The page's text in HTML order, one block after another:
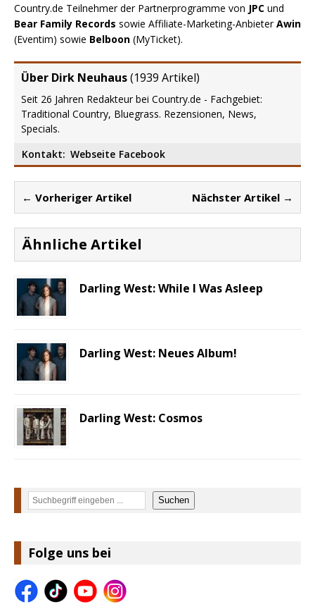
Country.de Teilnehmer der Partnerprogramme von JPC und
Bear Family Records sowie Affiliate-Marketing-AnbieterAwin
(Eventim) sowie Belboon (MyTicket).
Über Dirk Neuhaus(1939 Artikel)
Seit 26 Jahren Redakteur bei Country.de - Fachgebiet:
Traditional Country, Bluegrass. Rezensionen, News,
Specials.
Kontakt: Webseite Facebook
← Vorheriger Artikel Nächster Artikel →
Ähnliche Artikel
Darling West: While I Was Asleep
Darling West: Neues Album!
Darling West: Cosmos
Suchen Suchen
Folge uns bei